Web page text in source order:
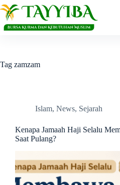
Skip
to
content
Tag zamzam
Islam, News, Sejarah
Kenapa Jamaah Haji Selalu
Saat Pulang?